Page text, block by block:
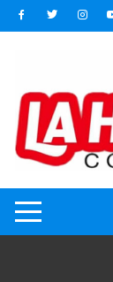
Saltar
al